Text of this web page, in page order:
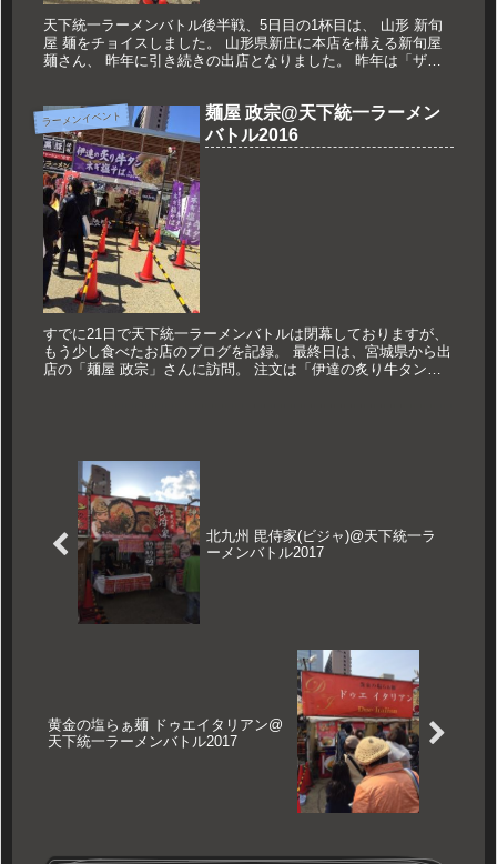
天下統一ラーメンバトル後半戦、5日目の1杯目は、 山形 新旬
屋 麺をチョイスしました。 山形県新庄に本店を構える新旬屋
麺さん、 昨年に引き続きの出店となりました。 昨年は「ザ・
ラーメンイベント
麺屋 政宗@天下統一ラーメン
バトル2016
すでに21日で天下統一ラーメンバトルは閉幕しておりますが、
もう少し食べたお店のブログを記録。 最終日は、宮城県から出
店の「麺屋 政宗」さんに訪問。 注文は「伊達の炙り牛タンネ
北九州 毘侍家(ビジャ)@天下統一ラ
ーメンバトル2017
黄金の塩らぁ麺 ドゥエイタリアン@
天下統一ラーメンバトル2017